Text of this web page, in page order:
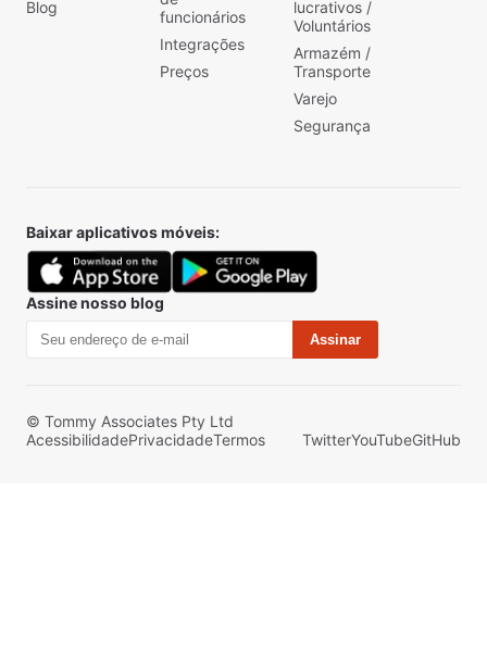
Blog
funcionários
Integrações
Preços
lucrativos /
Voluntários
Armazém /
Transporte
Varejo
Segurança
Baixar aplicativos móveis:
Assine nosso blog
Assinar
© Tommy Associates Pty Ltd
AcessibilidadePrivacidadeTermos TwitterYouTubeGitHub